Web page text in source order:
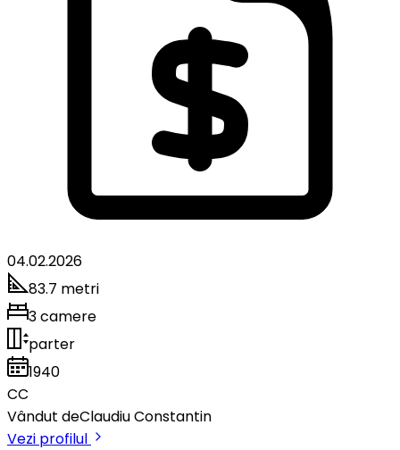
04.02.2026
83.7 metri
3 camere
parter
1940
CC
Vândut deClaudiu Constantin
Vezi profilul